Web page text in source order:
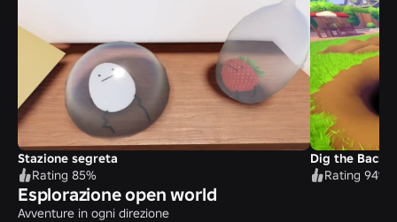
Stazione segreta
Rating 85%
Dig the
Rating 94%
Esplorazione open world
Avventure in ogni direzione